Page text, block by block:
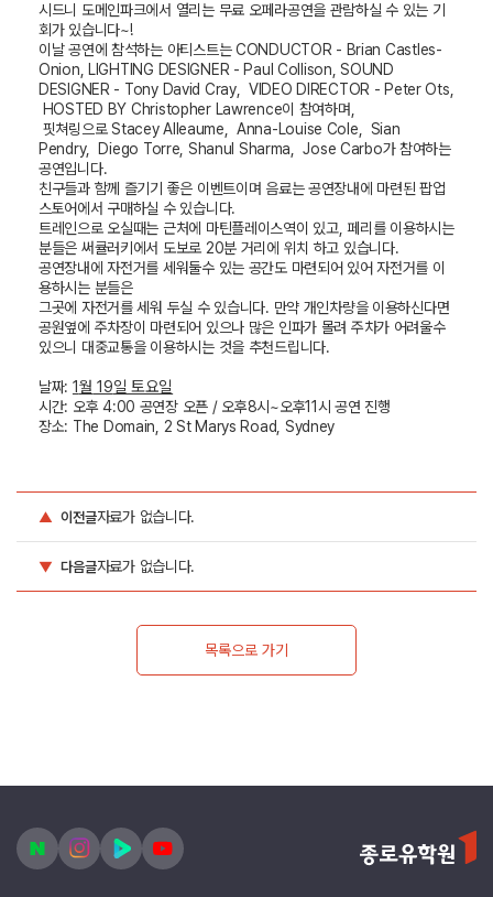
시드니 도메인파크에서 열리는 무료 오페라공연을 관람하실 수 있는 기
회가 있습니다~!
이날 공연에 참석하는 아티스트는CONDUCTOR - Brian Castles-
Onion, LIGHTING DESIGNER - Paul Collison, SOUND
DESIGNER - Tony David Cray, VIDEO DIRECTOR - Peter Ots,
HOSTED BY Christopher Lawrence이 참여하며,
핏쳐링으로Stacey Alleaume, Anna-Louise Cole, Sian
Pendry, Diego Torre, Shanul Sharma, Jose Carbo가 참여하는
공연입니다.
친구들과 함께 즐기기 좋은 이벤트이며 음료는 공연장내에 마련된 팝업
스토어에서 구매하실 수 있습니다.
트레인으로 오실때는 근처에 마틴플레이스역이 있고,페리를 이용하시는
분들은 써큘러키에서 도보로 20분 거리에 위치 하고 있습니다.
공연장내에 자전거를 세워둘수 있는 공간도 마련되어 있어 자전거를 이
용하시는 분들은
그곳에 자전거를 세워 두실 수 있습니다. 만약 개인차량을 이용하신다면
공원옆에 주차장이 마련되어 있으나 많은 인파가 몰려 주차가 어려울수
있으니 대중교통을 이용하시는 것을 추천드립니다.
날짜: 1월 19일 토요일
시간: 오후 4:00 공연장 오픈 / 오후8시 ~오후11시 공연 진행
장소: The Domain, 2 St Marys Road, Sydney
▲ 이전글자료가 없습니다.
▼ 다음글자료가 없습니다.
목록으로 가기